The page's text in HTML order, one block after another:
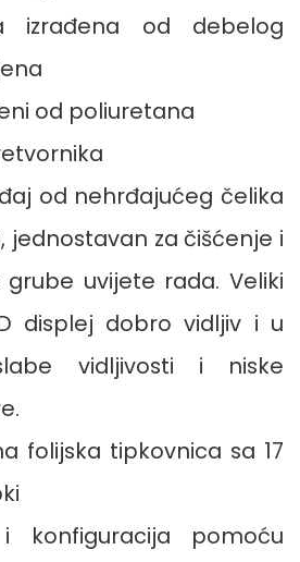
izrađena od debelog
od poliuretana
od nehrđajućeg čelika
jednostavan za čišćenje i
uvijete rada. Veliki
displej dobro vidljiv i u
vidljivosti i niske
folijska tipkovnica sa 17
i konfiguracija pomoću